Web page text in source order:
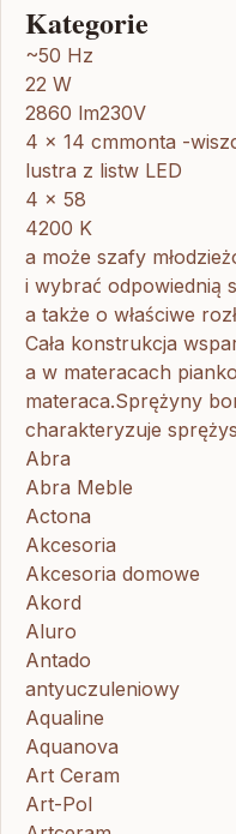
Kategorie
~50 Hz
22 W
2860 lm230V
4 x 14 cmmonta -
lustra z listw LED
4 x 58
4200 K
a może szafy
i wybrać odpowiednią
a także o właściwe
Cała konstrukcja
a w materacach
materaca.Sprężyny
charakteryzuje
Abra
Abra Meble
Actona
Akcesoria
Akcesoria domowe
Akord
Aluro
Antado
antyuczuleniowy
Aqualine
Aquanova
Art Ceram
Art-Pol